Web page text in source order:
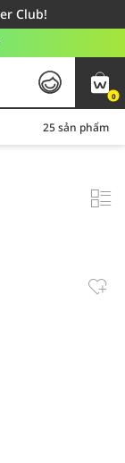
Club!
249,000Đ
TP. Hồ Chí Minh
0
25 sản phẩm